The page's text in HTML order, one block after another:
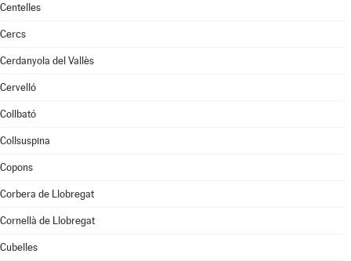
Centelles
Cercs
Cerdanyola del Vallès
Cervelló
Collbató
Collsuspina
Copons
Corbera de Llobregat
Cornellà de Llobregat
Cubelles